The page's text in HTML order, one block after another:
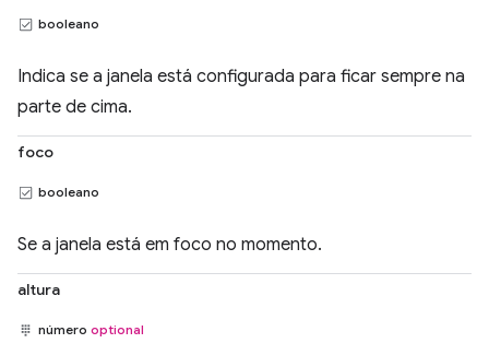
booleano
Indica se a janela está configurada para ficar sempre na
parte de cima.
foco
booleano
Se a janela está em foco no momento.
altura
número optional